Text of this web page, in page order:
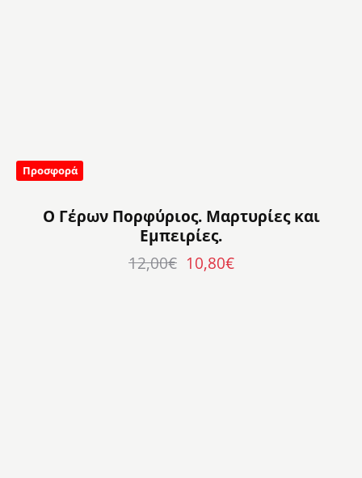
Προσφορά
Ο Γέρων Πορφύριος. Μαρτυρίες και
Εμπειρίες.
12,00€ 10,80€